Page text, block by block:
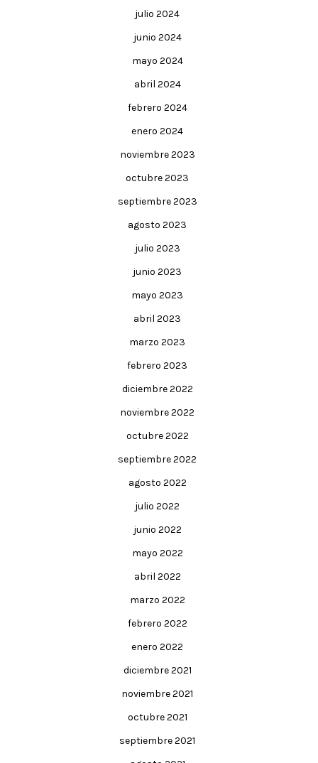
julio 2024
junio 2024
mayo 2024
abril 2024
febrero 2024
enero 2024
noviembre 2023
octubre 2023
septiembre 2023
agosto 2023
julio 2023
junio 2023
mayo 2023
abril 2023
marzo 2023
febrero 2023
diciembre 2022
noviembre 2022
octubre 2022
septiembre 2022
agosto 2022
julio 2022
junio 2022
mayo 2022
abril 2022
marzo 2022
febrero 2022
enero 2022
diciembre 2021
noviembre 2021
octubre 2021
septiembre 2021